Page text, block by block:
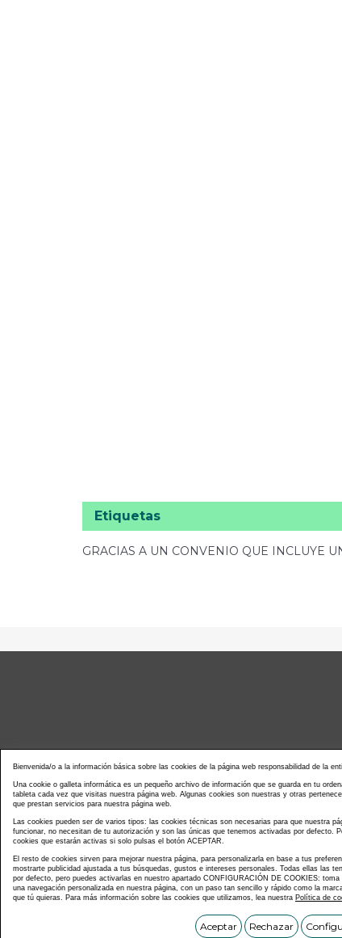
Etiquetas
GRACIAS A UN CONVENIO QUE INCLUYE
Noticias actualidad
Copyright ©
Bienvenida/o a la información básica sobre las cookies de la página web responsabilidad de la
Una cookie o galleta informática es un pequeño archivo de información que se guarda en tu
tableta cada vez que visitas nuestra página web. Algunas cookies son nuestras y otras
que prestan servicios para nuestra página web.
Las cookies pueden ser de varios tipos: las cookies técnicas son necesarias para que nuestra
funcionar, no necesitan de tu autorización y son las únicas que tenemos activadas por defecto.
cookies que estarán activas si solo pulsas el botón ACEPTAR.
El resto de cookies sirven para mejorar nuestra página, para personalizarla en base a tus
mostrarte publicidad ajustada a tus búsquedas, gustos e intereses personales. Todas ellas las
por defecto, pero puedes activarlas en nuestro apartado CONFIGURACIÓN DE COOKIES:
una navegación personalizada en nuestra página, con un paso tan sencillo y rápido como la
que tú quieras. Para más información sobre las cookies que utilizamos, lea nuestra Política de
Aceptar Rechazar